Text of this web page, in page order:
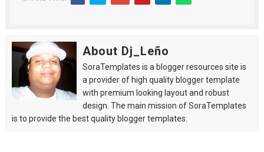
About Dj_Leño
SoraTemplates is a blogger resources site is
a provider of high quality blogger template
with premium looking layout and robust
design. The main mission of SoraTemplates
is to provide the best quality blogger templates.